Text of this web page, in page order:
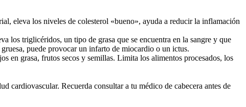
eleva los niveles de colesterol «bueno», ayuda a reducir la inflamación
los triglicéridos, un tipo de grasa que se encuentra en la sangre y que
puede provocar un infarto de miocardio o un ictus.
en grasa, frutos secos y semillas. Limita los alimentos procesados, los
cardiovascular. Recuerda consultar a tu médico de cabecera antes de